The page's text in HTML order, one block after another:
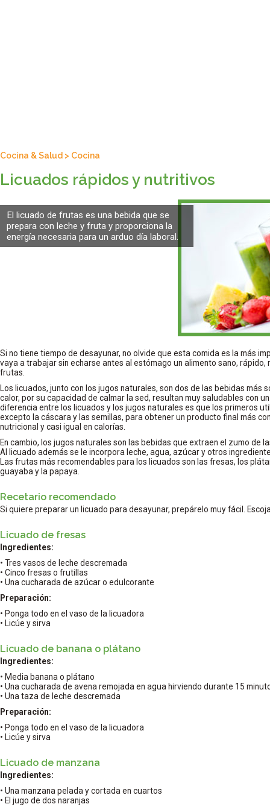
Cocina & Salud > Cocina
Licuados rápidos y nutritivos
El licuado de frutas es una bebida que se
prepara con leche y fruta y proporciona la
energía necesaria para un arduo día laboral.
Si no tiene tiempo de desayunar, no olvide que esta comida es la más
vaya a trabajar sin echarse antes al estómago un alimento sano,
frutas.
Los licuados, junto con los jugos naturales, son dos de las bebidas más
calor, por su capacidad de calmar la sed, resultan muy saludables con
diferencia entre los licuados y los jugos naturales es que los primeros
excepto la cáscara y las semillas, para obtener un producto final más
nutricional y casi igual en calorías.
En cambio, los jugos naturales son las bebidas que extraen el zumo de
Al licuado además se le incorpora leche, agua, azúcar y otros
Las frutas más recomendables para los licuados son las fresas, los
guayaba y la papaya.
Recetario recomendado
Si quiere preparar un licuado para desayunar, prepárelo muy fácil.
Licuado de fresas
Ingredientes:
• Tres vasos de leche descremada
• Cinco fresas o frutillas
• Una cucharada de azúcar o edulcorante
Preparación:
• Ponga todo en el vaso de la licuadora
• Licúe y sirva
Licuado de banana o plátano
Ingredientes:
• Media banana o plátano
• Una cucharada de avena remojada en agua hirviendo durante 15
• Una taza de leche descremada
Preparación:
• Ponga todo en el vaso de la licuadora
• Licúe y sirva
Licuado de manzana
Ingredientes:
• Una manzana pelada y cortada en cuartos
• El jugo de dos naranjas